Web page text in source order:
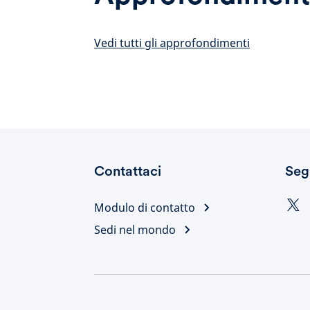
Vedi tutti gli approfondimenti
Contattaci
Modulo di contatto
Sedi nel mondo